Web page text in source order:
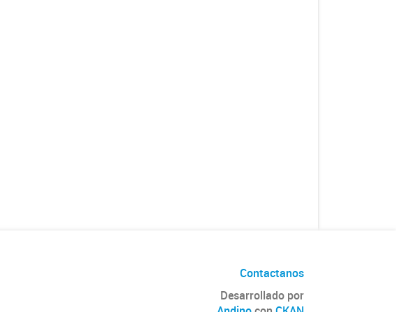
Contactanos
Desarrollado por